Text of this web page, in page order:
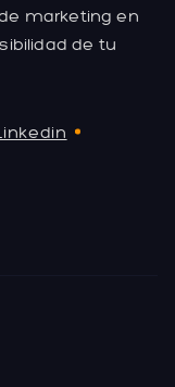
marketing en
de tu